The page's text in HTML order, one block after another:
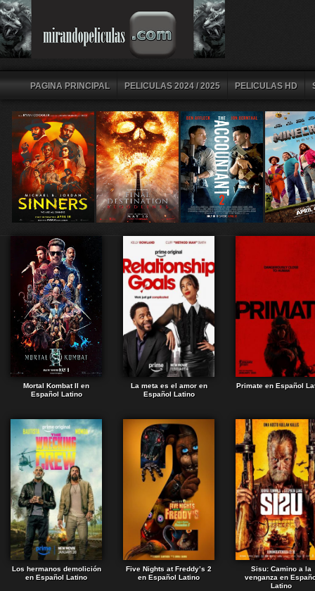
PAGINA PRINCIPAL PELICULAS 2024 / 2025 PELICULAS HD
Mortal Kombat II en
Español Latino
La meta es el amor en
Español Latino
Primate en Español
Los hermanos demolición
en Español Latino
Five Nights at Freddy’s 2
en Español Latino
Sisu: Camino a la
venganza en
Latino